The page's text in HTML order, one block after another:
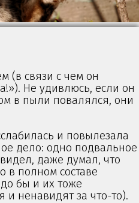
(в связи с чем он
Не удивлюсь, если он
в пыли повалялся, они
и повылезала
дело: одно подвальное
даже думал, что
в полном составе
бы и их тоже
и ненавидят за что-то).